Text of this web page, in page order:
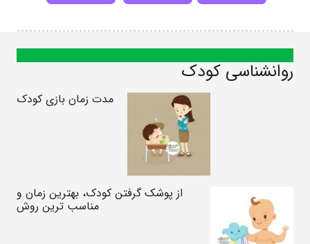
روانشناسی کودک
مدت زمان بازی کودک
از پوشک گرفتن کودک، بهترین زمان و
مناسب ترین روش